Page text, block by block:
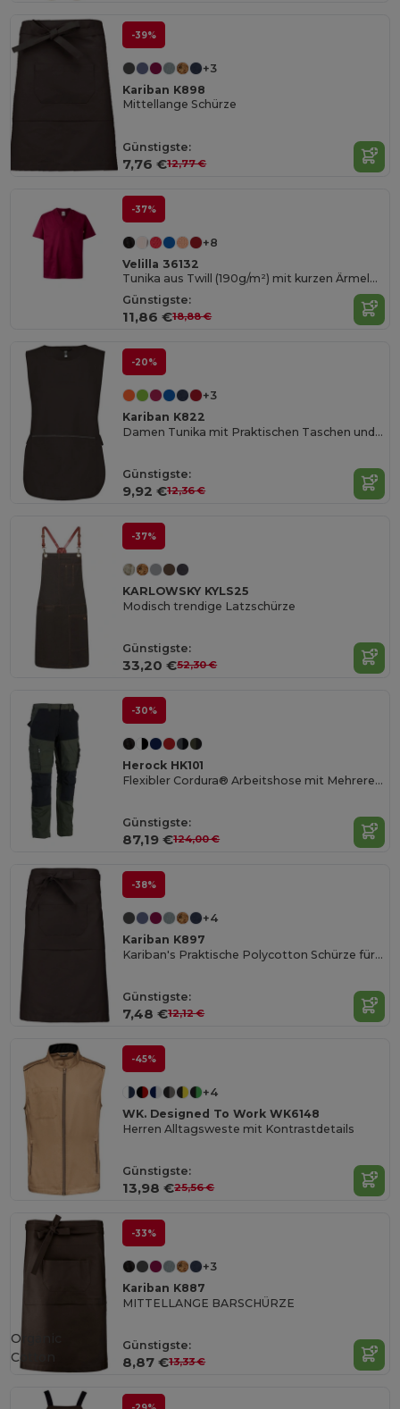
-39%
+3
Kariban K898
Mittellange Schürze
Günstigste:
7,76 €12,77 €
-37%
+8
Velilla 36132
Tunika aus Twill (190g/m²) mit kurzen Ärmeln, aus Polyester (65%) und Baumwolle (35%)
Günstigste:
11,86 €18,88 €
-20%
+3
Kariban K822
Damen Tunika mit Praktischen Taschen und OEKO-TEX Zertifikat
Günstigste:
9,92 €12,36 €
-37%
KARLOWSKY KYLS25
Modisch trendige Latzschürze
Günstigste:
33,20 €52,30 €
-30%
Herock HK101
Flexibler Cordura® Arbeitshose mit Mehreren Taschen
Günstigste:
87,19 €124,00 €
-38%
+4
Kariban K897
Kariban's Praktische Polycotton Schürze für Herren
Günstigste:
7,48 €12,12 €
-45%
+4
WK. Designed To Work WK6148
Herren Alltagsweste mit Kontrastdetails
Günstigste:
13,98 €25,56 €
-33%
+3
Kariban K887
MITTELLANGE BARSCHÜRZE
Günstigste:
8,87 €13,33 €
Organic
Cotton